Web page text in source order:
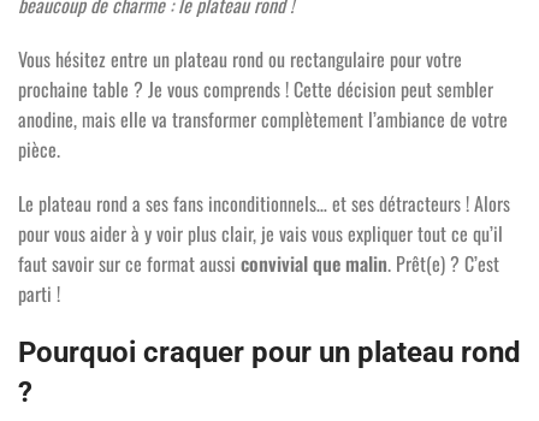
Vous hésitez entre un plateau rond ou rectangulaire pour votre
prochaine table ? Je vous comprends ! Cette décision peut sembler
anodine, mais elle va transformer complètement l’ambiance de votre
pièce.
Le plateau rond a ses fans inconditionnels… et ses détracteurs ! Alors
pour vous aider à y voir plus clair, je vais vous expliquer tout ce qu’il
faut savoir sur ce format aussi convivial que malin. Prêt(e) ? C’est
parti !
Pourquoi craquer pour un plateau rond
?